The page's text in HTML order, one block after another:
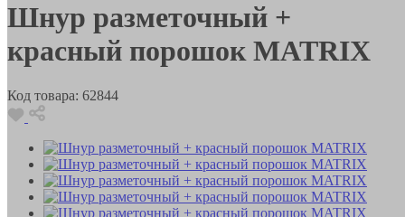
Шнур разметочный +
красный порошок MATRIX
Код товара: 62844